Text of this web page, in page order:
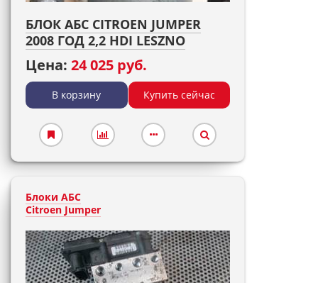
БЛОК АБС CITROEN JUMPER
2008 ГОД 2,2 HDI LESZNO
Цена: 24 025 руб.
В корзину Купить сейчас
Блоки АБС
Citroen Jumper